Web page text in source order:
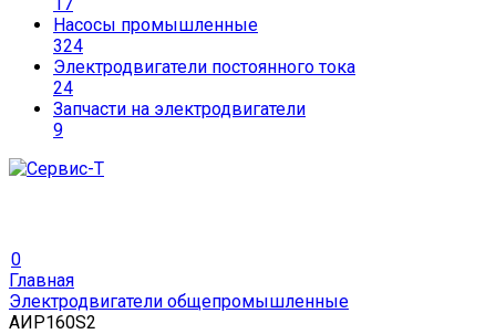
Насосы промышленные
324
Электродвигатели постоянного тока
24
Запчасти на электродвигатели
9
0
Главная
Электродвигатели общепромышленные
АИР160S2